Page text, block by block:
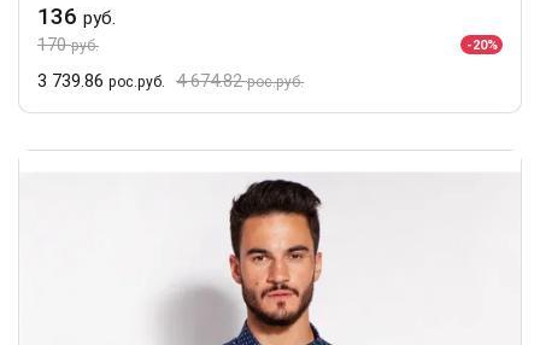
136 руб.
170руб. -20%
3 739.86 рос.руб. 4 674.82рос.руб.